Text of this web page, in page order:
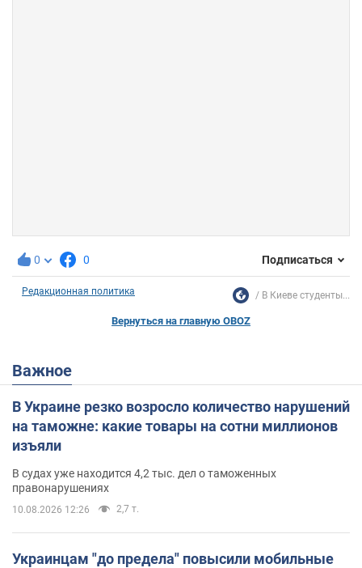
0 0 Подписаться
Редакционная политика В Киеве студенты...
Вернуться на главную OBOZ
Важное
В Украине резко возросло количество нарушений
на таможне: какие товары на сотни миллионов
изъяли
В судах уже находится 4,2 тыс. дел о таможенных
правонарушениях
10.08.2026 12:26 2,7 т.
Украинцам "до предела" повысили мобильные